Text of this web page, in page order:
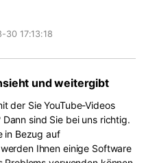
30 17:13:18
und weitergibt
der Sie YouTube-Videos
sind Sie bei uns richtig.
in Bezug auf
Ihnen einige Software